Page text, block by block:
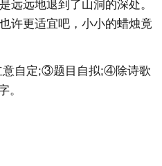
远远地退到了山洞的深处。
许更适宜吧，小小的蜡烛竟
自定;③题目自拟;④除诗歌
。